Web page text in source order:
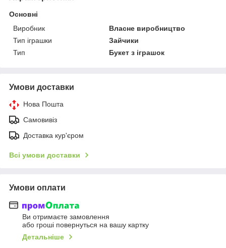
Основні
Виробник
Власне виробництво
Тип іграшки
Зайчики
Тип
Букет з іграшок
Умови доставки
Нова Пошта
Самовивіз
Доставка кур'єром
Всі умови доставки
Умови оплати
Ви отримаєте замовлення
або гроші повернуться на вашу картку
Детальніше